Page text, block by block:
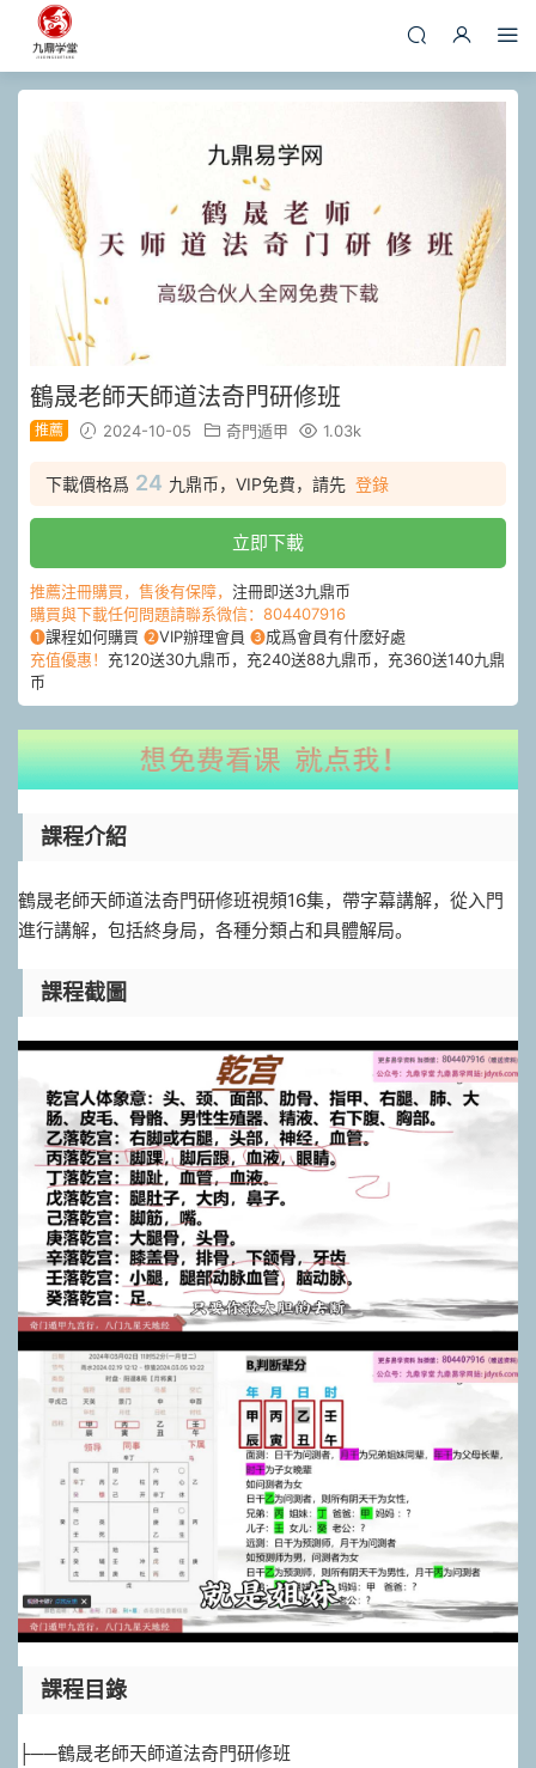
鶴晟老師天師道法奇門研修班
推薦 2024-10-05 奇門遁甲 1.03k
下載價格爲 24 九鼎币，VIP免費，請先 登錄
立即下載
推薦注冊購買，售後有保障， 注冊即送3九鼎币
購買與下載任何問題請聯系微信：804407916
❶課程如何購買 ❷VIP辦理會員 ❸成爲會員有什麽好處
充值優惠！ 充120送30九鼎币，充240送88九鼎币，充360送140九鼎
币
課程介紹
鶴晟老師天師道法奇門研修班視頻16集，帶字幕講解，從入門
進行講解，包括終身局，各種分類占和具體解局。
課程截圖
課程目錄
├──鶴晟老師天師道法奇門研修班